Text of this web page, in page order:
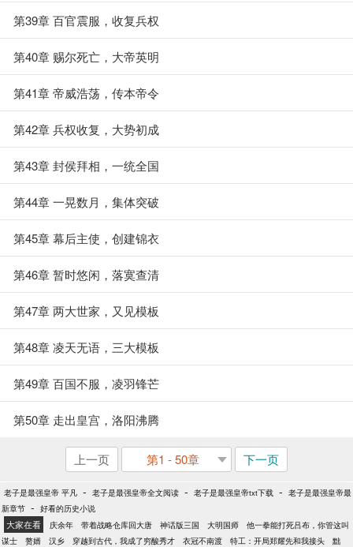
第39章 百官震服，收复兵权
第40章 赐尔死亡，大帝英明
第41章 帝威浩荡，传本帝令
第42章 兵权收复，大势初成
第43章 封侯拜相，一统全国
第44章 一晃数月，集体突破
第45章 幕后主使，创建锦衣
第46章 暂时悠闲，落寞查清
第47章 两大世家，又见模板
第48章 凌天无语，三大模板
第49章 百国不服，凌羽锋芒
第50章 走出皇宫，洛阳沸腾
上一页 第1 - 50章 下一页
老子是最强皇帝 平凡 - 老子是最强皇帝全文阅读 - 老子是最强皇帝txt下载 - 老子是最强皇帝最
新章节 - 好看的历史小说
大家在看 庆余年 带着战略仓库回大唐 神话版三国 大明国师
他一拳能打死吕布，你管这叫
谋士
赘婿 汉乡 穿越到古代，我成了穷酸秀才 衣冠不南渡 特工：开局郑耀先和我接头
黜